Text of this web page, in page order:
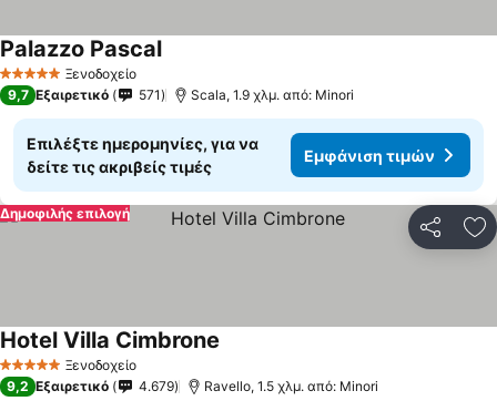
5 Αστέρια Ξενοδοχείο
Palazzo Pascal
9,7 Εξαιρετικό 571 Scala, 1.9 χλμ. από: Minori
Επιλέξτε ημερομηνίες, για να
δείτε τις ακριβείς τιμές
Εμφάνιση τιμών
Δημοφιλής επιλογή
5 Αστέρια Ξενοδοχείο
Hotel Villa Cimbrone
9,2 Εξαιρετικό 4.679 Ravello, 1.5 χλμ. από: Minori